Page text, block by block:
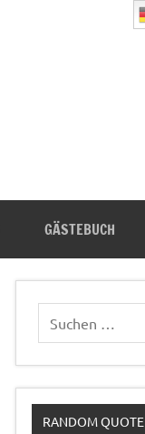
GÄSTEBUCH
RANDOM QUOTE